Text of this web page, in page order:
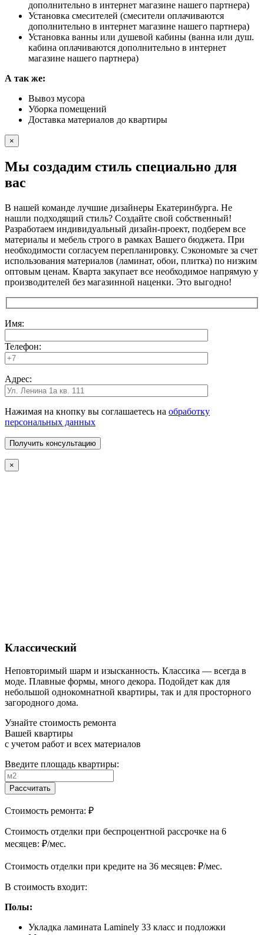
дополнительно в интернет магазине нашего партнера)
Установка смесителей (смесители оплачиваются
дополнительно в интернет магазине нашего партнера)
Установка ванны или душевой кабины (ванна или душ.
кабина оплачиваются дополнительно в интернет
магазине нашего партнера)
А так же:
Вывоз мусора
Уборка помещений
Доставка материалов до квартиры
×
Мы создадим стиль специально для
вас
В нашей команде лучшие дизайнеры Екатеринбурга. Не
нашли подходящий стиль? Создайте свой собственный!
Разработаем индивидуальный дизайн-проект, подберем все
материалы и мебель строго в рамках Вашего бюджета. При
необходимости согласуем перепланировку. Сэкономьте за счет
использования материалов (ламинат, обои, плитка) по низким
оптовым ценам. Кварта закупает все необходимое напрямую у
производителей без магазинной наценки. Это выгодно!
Имя:
Телефон:
Адрес:
Нажимая на кнопку вы соглашаетесь на обработку
персональных данных
×
Классический
Неповторимый шарм и изысканность. Классика — всегда в
моде. Плавные формы, много декора. Подойдет как для
небольшой однокомнатной квартиры, так и для просторного
загородного дома.
Узнайте стоимость ремонта
Вашей квартиры
с учетом работ и всех материалов
Введите площадь квартиры:
Рассчитать
Стоимость ремонта: ₽
Cтоимость отделки при беспроцентной рассрочке на 6
месяцев: ₽/мес.
Cтоимость отделки при кредите на 36 месяцев: ₽/мес.
В стоимость входит:
Полы:
Укладка ламината Laminely 33 класс и подложки